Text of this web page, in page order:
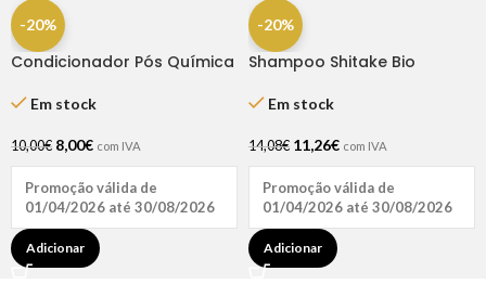
-20%
Condicionador Pós Química
Em stock
10,00€ 8,00€ com IVA
Promoção válida de
01/04/2026 até 30/08/2026
Adicionar
-20%
Shampoo Shitake Bio
Em stock
14,08€ 11,26€ com IVA
Promoção válida de
01/04/2026 até 30/08/2026
Adicionar